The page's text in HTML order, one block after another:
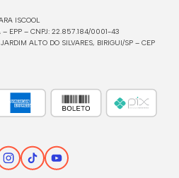
ISCOOL
– EPP – CNPJ: 22.857.184/0001-43
ALTO DO SILVARES, BIRIGUI/SP – CEP